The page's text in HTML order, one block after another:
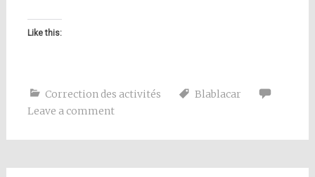
Like this:
Correction des activités
Blablacar
Leave a comment